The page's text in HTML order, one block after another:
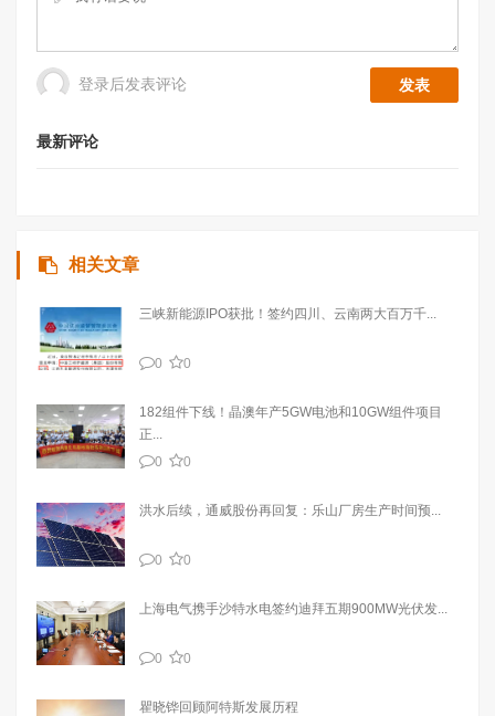
登录后发表评论
最新评论
相关文章
三峡新能源IPO获批！签约四川、云南两大百万千...
0 0
182组件下线！晶澳年产5GW电池和10GW组件项目
正...
0
0
洪水后续，通威股份再回复：乐山厂房生产时间预...
0 0
上海电气携手沙特水电签约迪拜五期900MW光伏发...
0 0
瞿晓铧回顾阿特斯发展历程